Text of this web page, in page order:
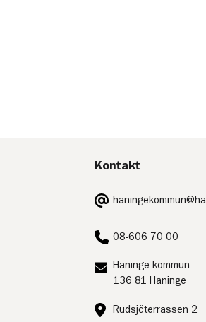
Kontakt
E-
post:
Telefon:
08-606 70 00
Postadress:
Haninge kommun
136 81 Haninge
Besöksadress:
Rudsjöterrassen 2